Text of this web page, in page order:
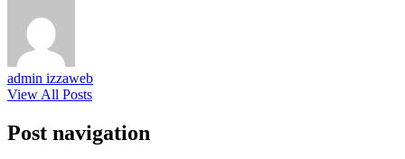
admin izzaweb
View All Posts
Post navigation